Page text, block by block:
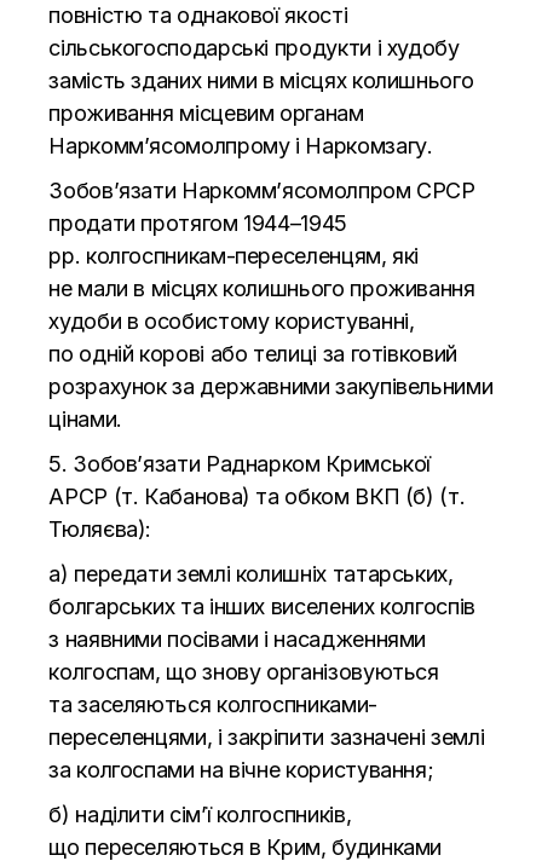
повністю та однакової якості
сільськогосподарські продукти і худобу
замість зданих ними в місцях колишнього
проживання місцевим органам
Наркомм’ясомолпрому і Наркомзагу.
Зобов’язати Наркомм’ясомолпром СРСР
продати протягом 1944–1945
рр. колгоспникам-переселенцям, які
не мали в місцях колишнього проживання
худоби в особистому користуванні,
по одній корові або телиці за готівковий
розрахунок за державними закупівельними
цінами.
5. Зобов’язати Раднарком Кримської
АРСР (т. Кабанова) та обком ВКП (б) (т.
Тюляєва):
а) передати землі колишніх татарських,
болгарських та інших виселених колгоспів
з наявними посівами і насадженнями
колгоспам, що знову організовуються
та заселяються колгоспниками-
переселенцями, і закріпити зазначені землі
за колгоспами на вічне користування;
б) наділити сім’ї колгоспників,
що переселяються в Крим, будинками